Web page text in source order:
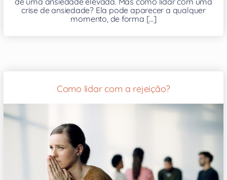
crise de ansiedade? Ela pode aparecer a qualquer
momento, de forma [...]
Como lidar com a rejeição?